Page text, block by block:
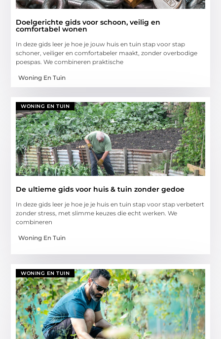
Doelgerichte gids voor schoon, veilig en
comfortabel wonen
In deze gids leer je hoe je jouw huis en tuin stap voor stap
schoner, veiliger en comfortabeler maakt, zonder overbodige
poespas. We combineren praktische
Woning En Tuin
WONING EN TUIN
De ultieme gids voor huis & tuin zonder gedoe
In deze gids leer je hoe je je huis en tuin stap voor stap verbetert
zonder stress, met slimme keuzes die echt werken. We
combineren
Woning En Tuin
WONING EN TUIN